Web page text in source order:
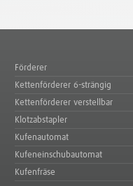
Förderer
Kettenförderer 6-strängig
Kettenförderer verstellbar
Klotzabstapler
Kufenautomat
Kufeneinschubautomat
Kufenfräse